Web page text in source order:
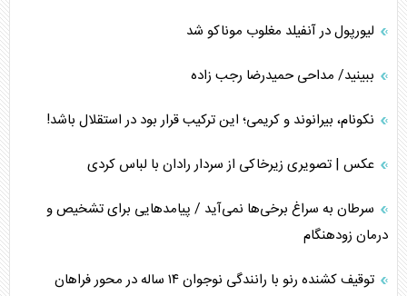
لیورپول در آنفیلد مغلوب موناکو شد
ببینید/ مداحی حمیدرضا رجب زاده
نکونام، بیرانوند و کریمی؛ این ترکیب قرار بود در استقلال باشد!
عکس | تصویری زیرخاکی از سردار رادان با لباس کردی
سرطان به سراغ برخی‌ها نمی‌آید / پیامد‌هایی برای تشخیص و
درمان زودهنگام
توقیف کشنده رنو با رانندگی نوجوان ۱۴ ساله در محور فراهان